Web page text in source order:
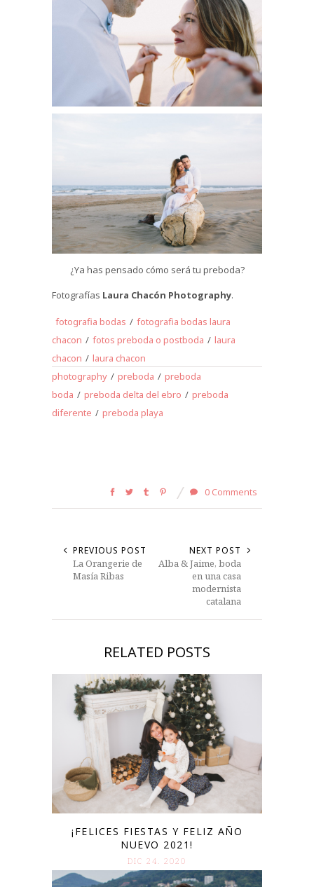
¿Ya has pensado cómo será tu preboda?
Fotografías Laura Chacón Photography.
fotografia bodas / fotografia bodas laura
chacon / fotos preboda o postboda / laura
chacon / laura chacon
photography / preboda / preboda
boda / preboda delta del ebro / preboda
diferente / preboda playa
0 Comments
PREVIOUS POST
La Orangerie de
Masía Ribas
NEXT POST
Alba & Jaime, boda
en una casa
modernista
catalana
RELATED POSTS
¡FELICES FIESTAS Y FELIZ AÑO
NUEVO 2021!
DIC 24. 2020